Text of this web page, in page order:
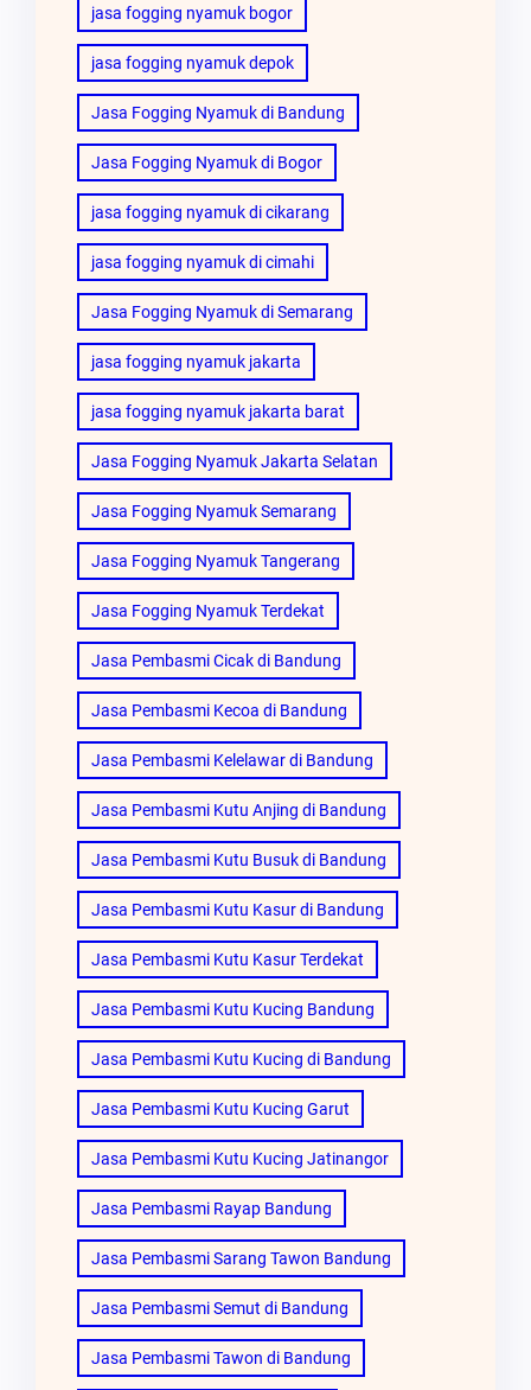
jasa fogging nyamuk bogor
jasa fogging nyamuk depok
Jasa Fogging Nyamuk di Bandung
Jasa Fogging Nyamuk di Bogor
jasa fogging nyamuk di cikarang
jasa fogging nyamuk di cimahi
Jasa Fogging Nyamuk di Semarang
jasa fogging nyamuk jakarta
jasa fogging nyamuk jakarta barat
Jasa Fogging Nyamuk Jakarta Selatan
Jasa Fogging Nyamuk Semarang
Jasa Fogging Nyamuk Tangerang
Jasa Fogging Nyamuk Terdekat
Jasa Pembasmi Cicak di Bandung
Jasa Pembasmi Kecoa di Bandung
Jasa Pembasmi Kelelawar di Bandung
Jasa Pembasmi Kutu Anjing di Bandung
Jasa Pembasmi Kutu Busuk di Bandung
Jasa Pembasmi Kutu Kasur di Bandung
Jasa Pembasmi Kutu Kasur Terdekat
Jasa Pembasmi Kutu Kucing Bandung
Jasa Pembasmi Kutu Kucing di Bandung
Jasa Pembasmi Kutu Kucing Garut
Jasa Pembasmi Kutu Kucing Jatinangor
Jasa Pembasmi Rayap Bandung
Jasa Pembasmi Sarang Tawon Bandung
Jasa Pembasmi Semut di Bandung
Jasa Pembasmi Tawon di Bandung